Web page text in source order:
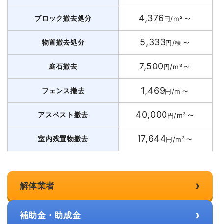
ブロック撤去処分 4,376円/m² ～
物置撤去処分 5,333円/棟 ～
庭石撤去 7,500円/m³～
フェンス撤去 1,469円/m ～
アスベスト撤去 40,000円/m³ ～
室内残置物撤去 17,644円/m³～
解体業者 ›
補助金・助成金 ›